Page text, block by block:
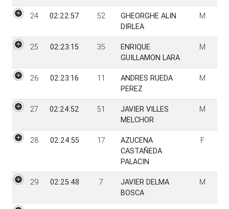
24 02:22:57 52
GHEORGHE ALIN
DIRLEA
M
25 02:23:15 35
ENRIQUE
GUILLAMON LARA
M
26 02:23:16 11
ANDRES RUEDA
PEREZ
M
27 02:24:52 51
JAVIER VILLES
MELCHOR
M
28 02:24:55 17
AZUCENA
CASTAÑEDA
PALACIN
F
29 02:25:48 7
JAVIER DELMA
BOSCA
M